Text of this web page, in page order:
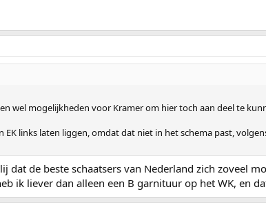
wel mogelijkheden voor Kramer om hier toch aan deel te
links laten liggen, omdat dat niet in het schema past,
dat de beste schaatsers van Nederland zich zoveel
ik liever dan alleen een B garnituur op het WK, en